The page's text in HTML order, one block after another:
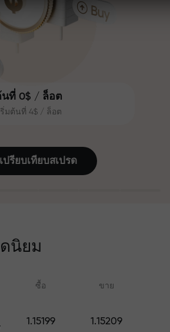
นที่ 0$ / ล็อต
มต้นที่ 4$ / ล็อต
สนามแข่งและความเร็ว
มีคุณค่าเดียวกัน Aleš
วามมุ่งมั่นและวินัยเข้าสู่
เทรด ในฐานะพันธมิตรที่
ดาลใจให้ลูกค้าบรรลุเป้า
ทะยาน
บ iPhone, MacBook
น เพียงแค่ฝากเงิน
ละรับประกันกำไรเพิ่ม
— ตัวคูณที่ใหญ่ที่สุด
เปรียบเทียบสเปรด
นิยม
ซื้อ ขาย
1.15199 1.15209